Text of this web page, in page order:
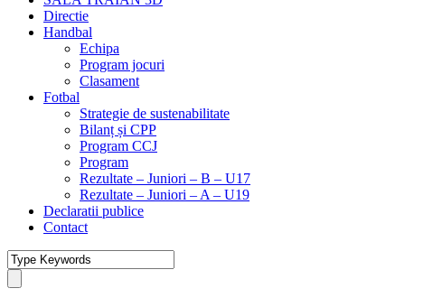
Directie
Handbal
Echipa
Program jocuri
Clasament
Fotbal
Strategie de sustenabilitate
Bilanț și CPP
Program CCJ
Program
Rezultate – Juniori – B – U17
Rezultate – Juniori – A – U19
Declaratii publice
Contact